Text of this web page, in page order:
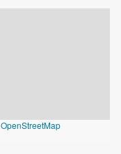
OpenStreetMap